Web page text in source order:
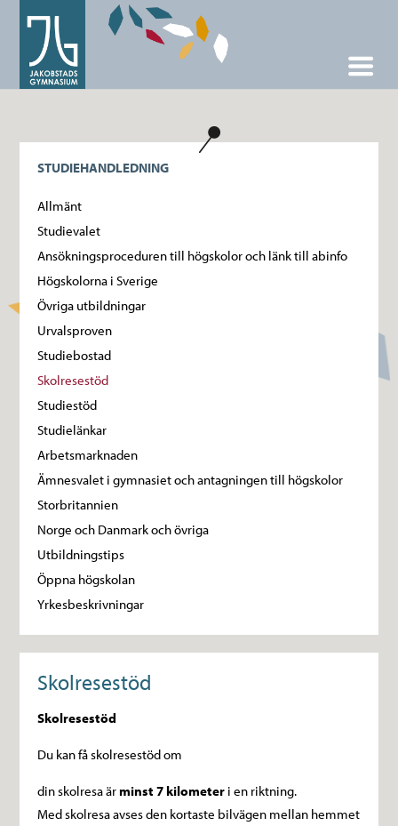
STUDIEHANDLEDNING
Allmänt
Studievalet
Ansökningsproceduren till högskolor och länk till abinfo
Högskolorna i Sverige
Övriga utbildningar
Urvalsproven
Studiebostad
Skolresestöd
Studiestöd
Studielänkar
Arbetsmarknaden
Ämnesvalet i gymnasiet och antagningen till högskolor
Storbritannien
Norge och Danmark och övriga
Utbildningstips
Öppna högskolan
Yrkesbeskrivningar
Skolresestöd
Skolresestöd
Du kan få skolresestöd om
din skolresa ärminst 7 kilometer i en riktning.
Med skolresa avses den kortaste bilvägen mellan hemmet